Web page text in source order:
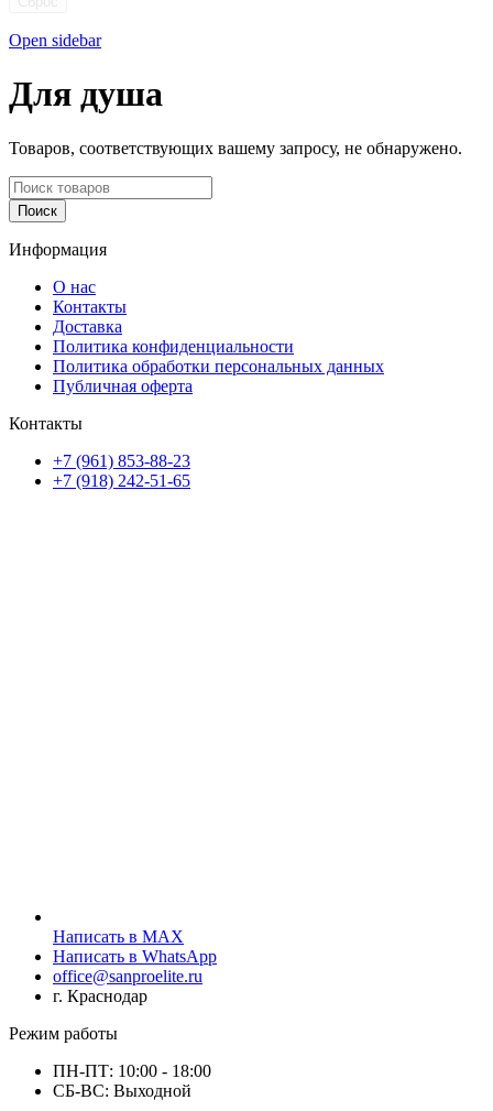
Open sidebar
Для душа
Товаров, соответствующих вашему запросу, не обнаружено.
Поиск
Информация
О нас
Контакты
Доставка
Политика конфиденциальности
Политика обработки персональных данных
Публичная оферта
Контакты
+7 (961) 853-88-23
+7 (918) 242-51-65
Написать в MAX
Написать в WhatsApp
office@sanproelite.ru
г. Краснодар
Режим работы
ПН-ПТ: 10:00 - 18:00
СБ-ВС: Выходной